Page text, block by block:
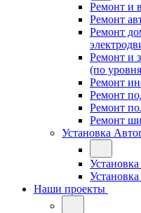
Ремонт и
Ремонт
Ремонт
Ремонт и
(по
Ремонт
Ремонт
Ремонт
Ремонт
Установка
Наши проекты